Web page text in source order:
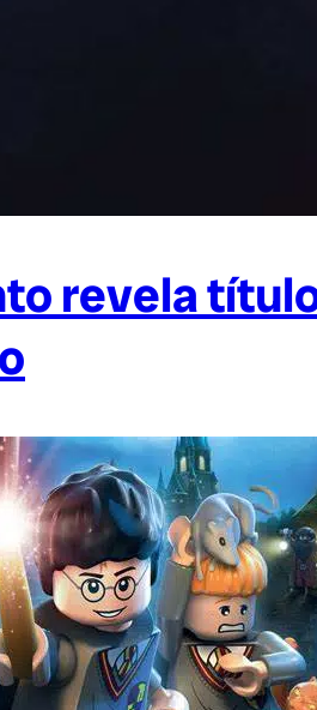
revela